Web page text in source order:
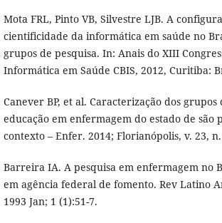
Mota FRL, Pinto VB, Silvestre LJB. A
cientificidade da informática em saúde no
grupos de pesquisa. In: Anais do XIII
Informática em Saúde CBIS, 2012, Curitiba:
Canever BP, et al. Caracterização dos grupos
educação em enfermagem do estado de são
contexto – Enfer. 2014; Florianópolis, v. 23,
Barreira IA. A pesquisa em enfermagem no
em agência federal de fomento. Rev Latino
1993 Jan; 1 (1):51-7.